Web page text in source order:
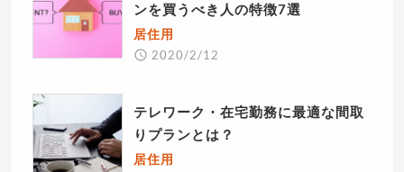
ンを買うべき人の特徴7選
居住用
2020/2/12
テレワーク・在宅勤務に最適な間取
りプランとは？
居住用